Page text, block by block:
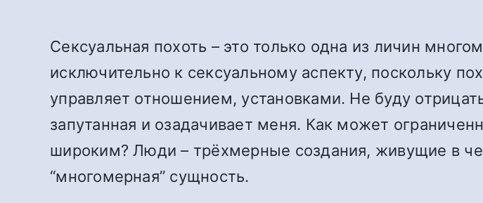
Сексуальная похоть – это только одна из личин
исключительно к сексуальному аспекту, поскольку
управляет отношением, установками. Не буду
запутанная и озадачивает меня. Как может
широким? Люди – трёхмерные создания, живущие в
“многомерная” сущность.